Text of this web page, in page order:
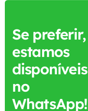
Se preferir,
estamos
disponíveis
no
WhatsApp!